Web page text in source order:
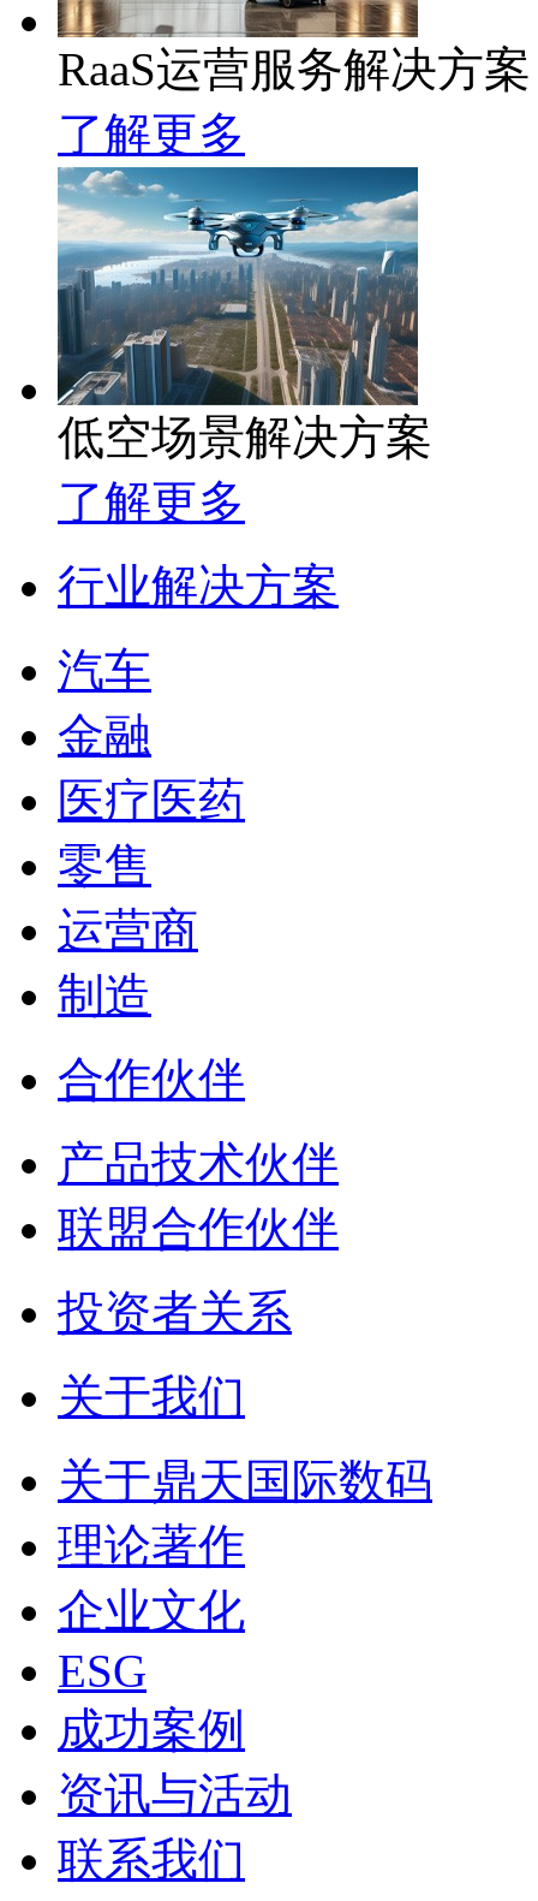
RaaS运营服务解决方案
了解更多
低空场景解决方案
了解更多
行业解决方案
汽车
金融
医疗医药
零售
运营商
制造
合作伙伴
产品技术伙伴
联盟合作伙伴
投资者关系
关于我们
关于鼎天国际数码
理论著作
企业文化
ESG
成功案例
资讯与活动
联系我们